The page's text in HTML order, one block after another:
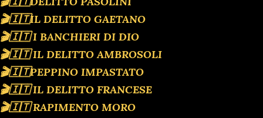
🎬🇮🇹IL DELITTO GAETANO
🎬🇮🇹 I BANCHIERI DI DIO
🎬🇮🇹 IL DELITTO AMBROSOLI
🎬🇮🇹PEPPINO IMPASTATO
🎬🇮🇹 IL DELITTO FRANCESE
🎬🇮🇹 RAPIMENTO MORO